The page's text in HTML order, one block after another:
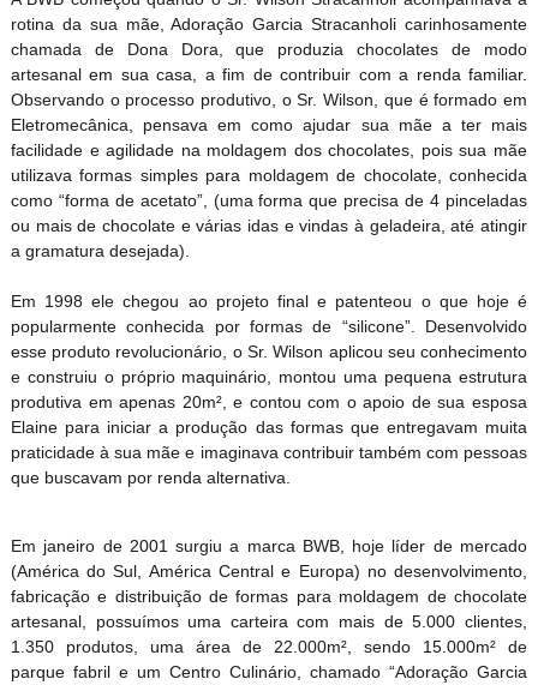
rotina da sua mãe, Adoração Garcia Stracanholi carinhosamente
chamada de Dona Dora, que produzia chocolates de modo
artesanal em sua casa, a fim de contribuir com a renda familiar.
Observando o processo produtivo, o Sr. Wilson, que é formado em
Eletromecânica, pensava em como ajudar sua mãe a ter mais
facilidade e agilidade na moldagem dos chocolates, pois sua mãe
utilizava formas simples para moldagem de chocolate, conhecida
como “forma de acetato”, (uma forma que precisa de 4 pinceladas
ou mais de chocolate e várias idas e vindas à geladeira, até atingir
a gramatura desejada).
Em 1998 ele chegou ao projeto final e patenteou o que hoje é
popularmente conhecida por formas de “silicone”. Desenvolvido
esse produto revolucionário, o Sr. Wilson aplicou seu conhecimento
e construiu o próprio maquinário, montou uma pequena estrutura
produtiva em apenas 20m², e contou com o apoio de sua esposa
Elaine para iniciar a produção das formas que entregavam muita
praticidade à sua mãe e imaginava contribuir também com pessoas
que buscavam por renda alternativa.
Em janeiro de 2001 surgiu a marca BWB, hoje líder de mercado
(América do Sul, América Central e Europa) no desenvolvimento,
fabricação e distribuição de formas para moldagem de chocolate
artesanal, possuímos uma carteira com mais de 5.000 clientes,
1.350 produtos, uma área de 22.000m², sendo 15.000m² de
parque fabril e um Centro Culinário, chamado “Adoração Garcia